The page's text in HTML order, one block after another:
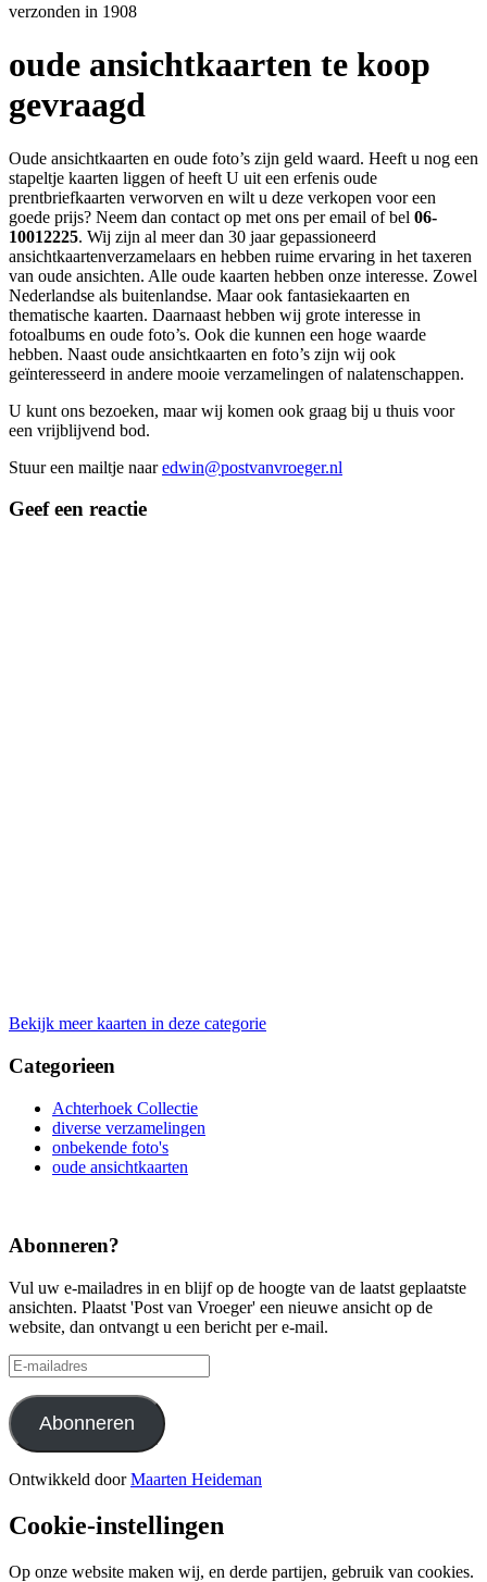
verzonden in 1908
oude ansichtkaarten te koop
gevraagd
Oude ansichtkaarten en oude foto’s zijn geld waard. Heeft u nog een
stapeltje kaarten liggen of heeft U uit een erfenis oude
prentbriefkaarten verworven en wilt u deze verkopen voor een
goede prijs? Neem dan contact op met ons per email of bel 06-
10012225. Wij zijn al meer dan 30 jaar gepassioneerd
ansichtkaartenverzamelaars en hebben ruime ervaring in het taxeren
van oude ansichten. Alle oude kaarten hebben onze interesse. Zowel
Nederlandse als buitenlandse. Maar ook fantasiekaarten en
thematische kaarten. Daarnaast hebben wij grote interesse in
fotoalbums en oude foto’s. Ook die kunnen een hoge waarde
hebben. Naast oude ansichtkaarten en foto’s zijn wij ook
geïnteresseerd in andere mooie verzamelingen of nalatenschappen.
U kunt ons bezoeken, maar wij komen ook graag bij u thuis voor
een vrijblijvend bod.
Stuur een mailtje naaredwin@postvanvroeger.nl
Geef een reactie
Bekijk meer kaarten in deze categorie
Categorieen
Achterhoek Collectie
diverse verzamelingen
onbekende foto's
oude ansichtkaarten
Abonneren?
Vul uw e-mailadres in en blijf op de hoogte van de laatst geplaatste
ansichten. Plaatst 'Post van Vroeger' een nieuwe ansicht op de
website, dan ontvangt u een bericht per e-mail.
E-
mailadres
Abonneren
Ontwikkeld doorMaarten Heideman
Cookie-instellingen
Op onze website maken wij, en derde partijen, gebruik van cookies.